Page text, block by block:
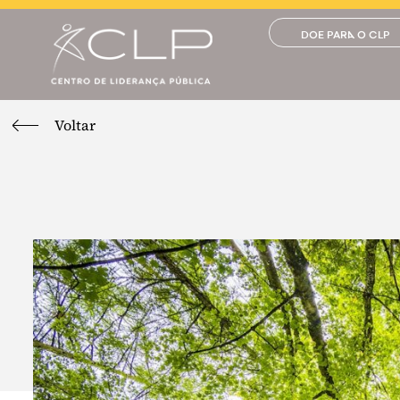
DOE PARA O CLP
Voltar